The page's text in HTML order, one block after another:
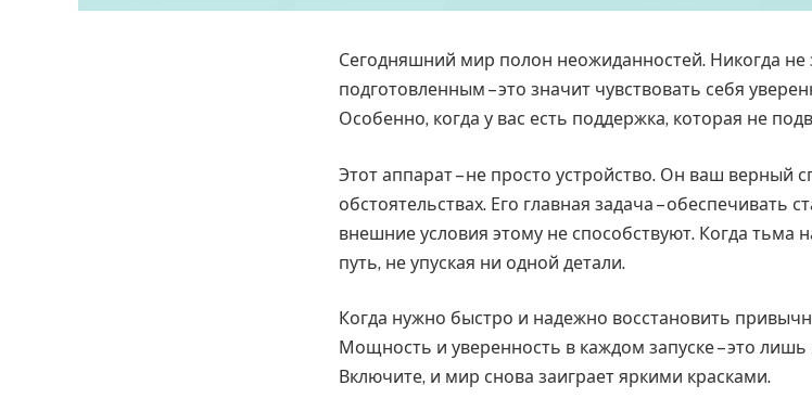
Сегодняшний мир полон неожиданностей. Никогда не
подготовленным – это значит чувствовать себя
Особенно, когда у вас есть поддержка, которая не
Этот аппарат – не просто устройство. Он ваш верный
обстоятельствах. Его главная задача – обеспечивать
внешние условия этому не способствуют. Когда тьма
путь, не упуская ни одной детали.
Когда нужно быстро и надежно восстановить
Мощность и уверенность в каждом запуске – это лишь
Включите, и мир снова заиграет яркими красками.